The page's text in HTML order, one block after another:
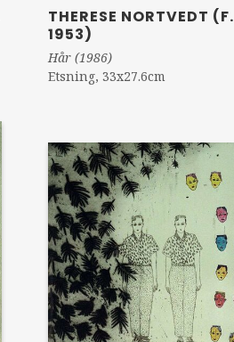
THERESE NORTVEDT (F.
1953)
Hår (1986)
Etsning, 33x27.6cm